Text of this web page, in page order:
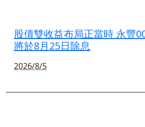
股債雙收益布局正當時 永豐
將於8月25日除息
2026/8/5